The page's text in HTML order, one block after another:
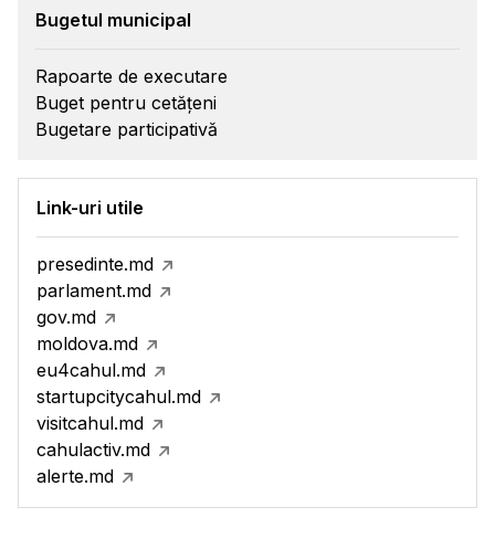
Bugetul municipal
Rapoarte de executare
Buget pentru cetățeni
Bugetare participativă
Link-uri utile
presedinte.md
parlament.md
gov.md
moldova.md
eu4cahul.md
startupcitycahul.md
visitcahul.md
cahulactiv.md
alerte.md